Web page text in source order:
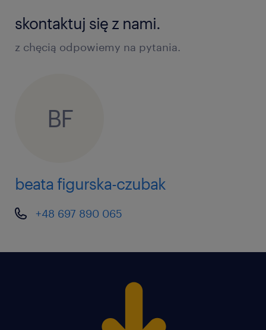
skontaktuj się z nami.
z chęcią odpowiemy na pytania.
BF
beata figurska-czubak
+48 697 890 065